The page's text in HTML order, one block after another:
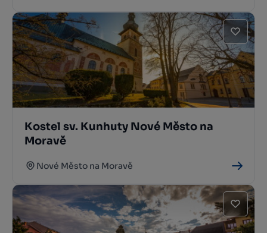
Kostel sv. Kunhuty Nové Město na
Moravě
Nové Město na Moravě